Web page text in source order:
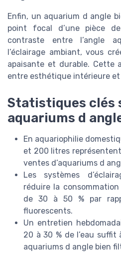
Enfin, un aquarium d angle
point focal d’une pièce
contraste entre l’angle
l’éclairage ambiant, vous
apaisante et durable. Cette
entre esthétique intérieure et
Statistiques clés
aquariums d
En aquariophilie
et 200 litres
ventes d’aquariums d
Les systèmes
réduire la
de 30 à 50 % par
fluorescents.
Un entretien
20 à 30 % de l’eau
aquariums d angle bien